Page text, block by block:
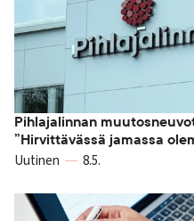
Pihlajalinnan
”Hirvittävässä jamassa
Uutinen 8.5.